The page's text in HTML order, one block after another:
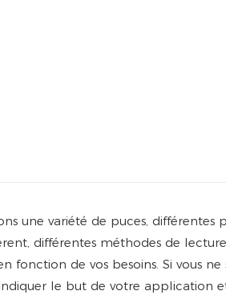
une variété de puces, différentes
différentes méthodes de
fonction de vos besoins. Si vous
le but de votre application